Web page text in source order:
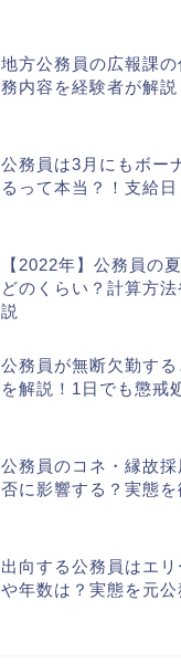
地方公務員の広報課
務内容を経験者が解説
公務員は3月にもボー
るって本当？！支給日
【2022年】公務員の
どのくらい？計算方
説
公務員が無断欠勤す
を解説！1日でも懲戒
公務員のコネ・縁故
否に影響する？実態を
出向する公務員はエ
や年数は？実態を元公